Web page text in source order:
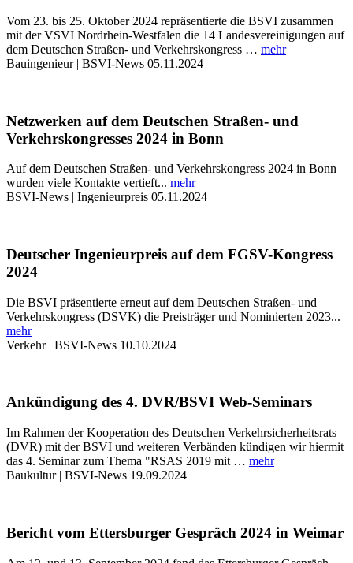
Vom 23. bis 25. Oktober 2024 repräsentierte die BSVI zusammen
mit der VSVI Nordrhein-Westfalen die 14 Landesvereinigungen auf
dem Deutschen Straßen- und Verkehrskongress … mehr
Bauingenieur | BSVI-News 05.11.2024
Netzwerken auf dem Deutschen Straßen- und
Verkehrskongresses 2024 in Bonn
Auf dem Deutschen Straßen- und Verkehrskongress 2024 in Bonn
wurden viele Kontakte vertieft... mehr
BSVI-News | Ingenieurpreis 05.11.2024
Deutscher Ingenieurpreis auf dem FGSV-Kongress
2024
Die BSVI präsentierte erneut auf dem Deutschen Straßen- und
Verkehrskongress (DSVK) die Preisträger und Nominierten 2023...
mehr
Verkehr | BSVI-News 10.10.2024
Ankündigung des 4. DVR/BSVI Web-Seminars
Im Rahmen der Kooperation des Deutschen Verkehrsicherheitsrats
(DVR) mit der BSVI und weiteren Verbänden kündigen wir hiermit
das 4. Seminar zum Thema "RSAS 2019 mit … mehr
Baukultur | BSVI-News 19.09.2024
Bericht vom Ettersburger Gespräch 2024 in Weimar